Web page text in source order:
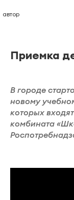
автор
Приемка
В городе
новому
которых
комбината